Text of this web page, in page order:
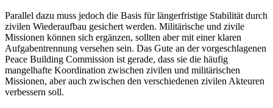
Parallel dazu muss jedoch die Basis für längerfristige Stabilität durch
zivilen Wiederaufbau gesichert werden. Militärische und zivile
Missionen können sich ergänzen, sollten aber mit einer klaren
Aufgabentrennung versehen sein. Das Gute an der vorgeschlagenen
Peace Building Commission ist gerade, dass sie die häufig
mangelhafte Koordination zwischen zivilen und militärischen
Missionen, aber auch zwischen den verschiedenen zivilen Akteuren
verbessern soll.